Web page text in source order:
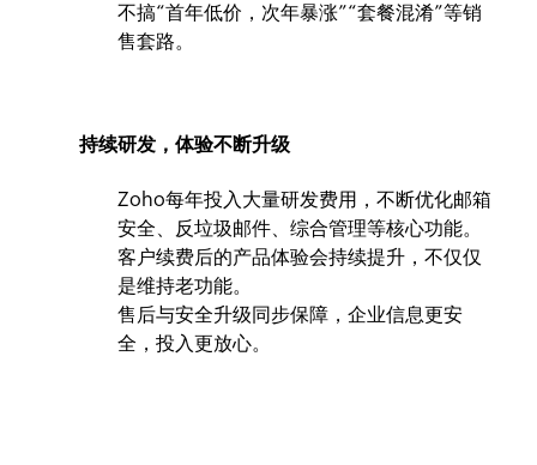
不搞“首年低价，次年暴涨”“套餐混淆”等销
售套路。
持续研发，体验不断升级
Zoho每年投入大量研发费用，不断优化邮箱
安全、反垃圾邮件、综合管理等核心功能。
客户续费后的产品体验会持续提升，不仅仅
是维持老功能。
售后与安全升级同步保障，企业信息更安
全，投入更放心。